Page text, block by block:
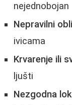
nejednobojan
Nepravilni
ivicama
Krvarenje ili
ljušti
Nezgodna